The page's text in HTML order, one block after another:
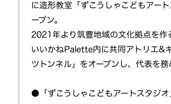
に造形教室「ずこうしゃこどもアー
ープン。
2021年より筑豊地域の文化拠点を作
いいかねPalette内に共同アトリエ&
ツトンネル」をオープンし、代表を務
●「ずこうしゃこどもアートスタジオ